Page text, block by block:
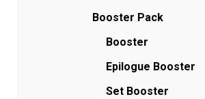
Booster Pack
Booster
Epilogue Booster
Set Booster